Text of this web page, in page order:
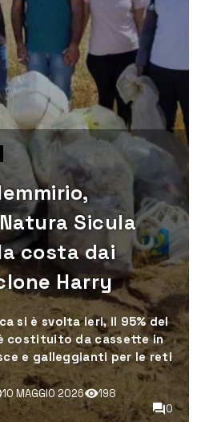
Sicula
costa dai
Harry
si è svolta ieri, il 95% del
costituito da cassette in
e galleggianti per le reti
10 MAGGIO 2026
198
0